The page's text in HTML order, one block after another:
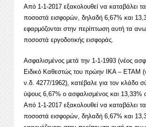
Από 1-1-2017 εξακολουθεί να καταβάλει
ποσοστά εισφορών, δηλαδή 6,67% και
εφαρμόζονται στην περίπτωση αυτή τα
ποσοστά εργοδοτικής εισφοράς.
Ασφαλισμένος μετά την 1-1-1993 (νέος
Ειδικό Καθεστώς του πρώην ΙΚΑ – ΕΤΑΜ
ν.δ. 4277/1962), κατέβαλε για τον κλάδο
ύψους 6,67% ο ασφαλισμένος και 13,33%
Από 1-1-2017 εξακολουθεί να καταβάλει
ποσοστά εισφορών, δηλαδή 6,67% και